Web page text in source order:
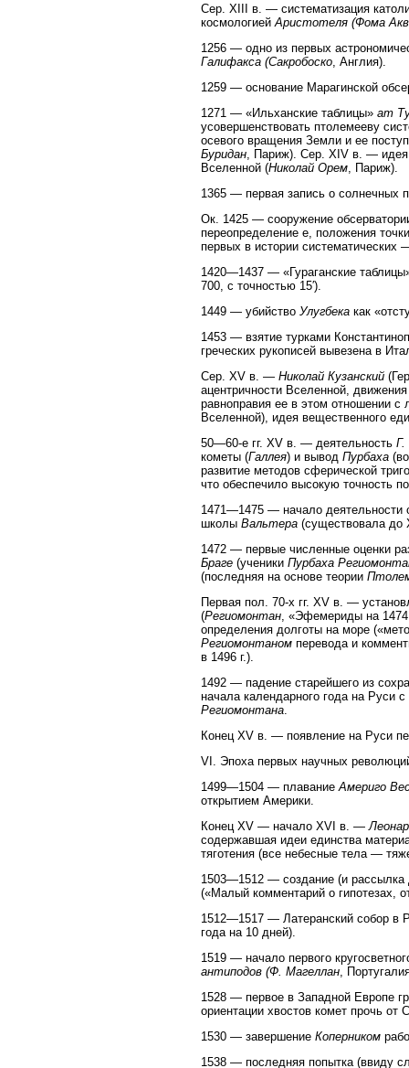
Сер. XIII в. — систематизация
космологиейАристотеля (Фома
1256 — одно из первых
Галифакса (Сакробоско, Англия).
1259 — основание Марагинской
1271 — «Ильханские таблицы» ат
усовершенствовать птолемееву
осевого вращения Земли и ее
Буридан, Париж). Сер. XIV в. — идея
Вселенной (Николай Орем, Париж).
1365 — первая запись о солнечных
Ок. 1425 — сооружение
переопределение е, положения
первых в истории
1420—1437 — «Гураганские
700, с точностью 15′).
1449 — убийство Улугбека как
1453 — взятие турками
греческих рукописей вывезена в
Сер. XV в. — Николай Кузанский
ацентричности Вселенной,
равноправия ее в этом отношении
Вселенной), идея вещественного
50—60-е гг. XV в. — деятельность Г.
кометы (Галлея) и вывод Пурбаха
развитие методов сферической
что обеспечило высокую точность
1471—1475 — начало деятельности
школы Вальтера (существовала до
1472 — первые численные оценки
Браге (ученики Пурбаха
(последняя на основе теории
Первая пол. 70-х гг. XV в. —
(Региомонтан, «Эфемериды на 1474
определения долготы на море
Региомонтаном перевода и
в 1496 г.).
1492 — падение старейшего из
начала календарного года на Руси
Региомонтана.
Конец XV в. — появление на Руси
VI. Эпоха первых научных
1499—1504 — плаваниеАмериго
открытием Америки.
Конец XV — начало XVI в. —
содержавшая идеи единства
тяготения (все небесные тела —
1503—1512 — создание (и рассылка
(«Малый комментарий о гипотезах,
1512—1517 — Латеранский собор в
года на 10 дней).
1519 — начало первого
антиподов (Ф. Магеллан,
1528 — первое в Западной Европе
ориентации хвостов комет прочь от
1530 — завершение Коперником
1538 — последняя попытка (ввиду